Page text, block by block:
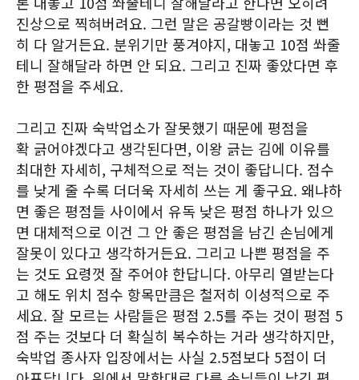
진상으로 찍혀버려요. 그런 말은 공갈빵이라는 것 뻔
히 다 알거든요. 분위기만 풍겨야지, 대놓고 10점 쏴줄
테니 잘해달라 하면 안 되요. 그리고 진짜 좋았다면 후
한 평점을 주세요.
그리고 진짜 숙박업소가 잘못했기 때문에 평점을
확 긁어야겠다고 생각된다면, 이왕 긁는 김에 이유를
최대한 자세히, 구체적으로 적는 것이 좋답니다. 점수
를 낮게 줄 수록 더더욱 자세히 쓰는 게 좋구요. 왜냐하
면 좋은 평점들 사이에서 유독 낮은 평점 하나가 있으
면 대체적으로 이건 그 안 좋은 평점을 남긴 손님에게
잘못이 있다고 생각하거든요. 그리고 나쁜 평점을 주
는 것도 요령껏 잘 주어야 한답니다. 아무리 열받는다
고 해도 위치 점수 항목만큼은 철저히 이성적으로 주
세요. 잘 모르는 사람들은 평점 2.5를 주는 것이 평점 5
점 주는 것보다 더 확실히 복수하는 거라 생각하지만,
숙박업 종사자 입장에서는 사실 2.5점보다 5점이 더